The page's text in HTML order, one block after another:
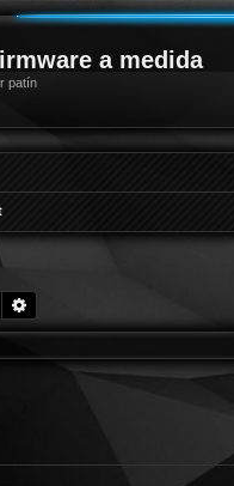
a medida
patín
Buscar